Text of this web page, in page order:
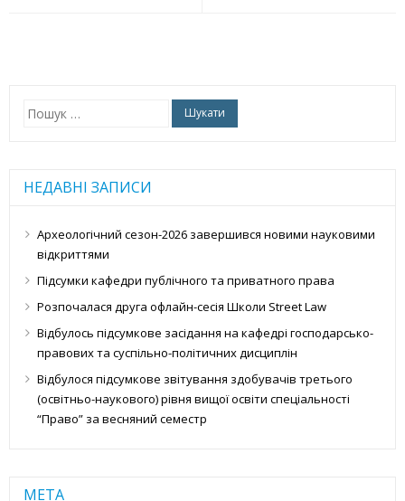
Пошук:
НЕДАВНІ ЗАПИСИ
Археологічний сезон-2026 завершився новими науковими
відкриттями
Підсумки кафедри публічного та приватного права
Розпочалася друга офлайн-сесія Школи Street Law
Відбулось підсумкове засідання на кафедрі господарсько-
правових та суспільно-політичних дисциплін
Відбулося підсумкове звітування здобувачів третього
(освітньо-наукового) рівня вищої освіти спеціальності
“Право” за весняний семестр
МЕТА